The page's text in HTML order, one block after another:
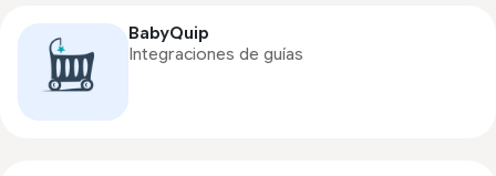
BabyQuip
Integraciones de guías